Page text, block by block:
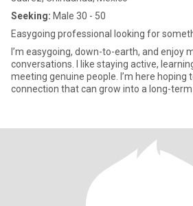
Seeking: Male 30 - 50
Easygoing professional looking for
I’m easygoing, down-to-earth, and enjoy
conversations. I like staying active,
meeting genuine people. I’m here hoping
connection that can grow into a long-